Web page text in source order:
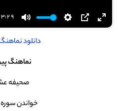
دانلود
نماهنگ
صحیفه
خواندن سوره